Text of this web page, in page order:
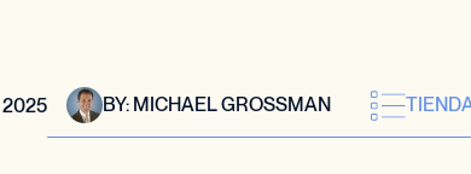
2025 BY: MICHAEL GROSSMAN